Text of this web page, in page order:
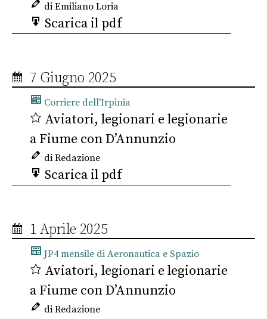
di Emiliano Loria
Scarica il pdf
7 Giugno 2025
Corriere dell'Irpinia
Aviatori, legionari e legionarie
a Fiume con D’Annunzio
di Redazione
Scarica il pdf
1 Aprile 2025
JP4 mensile di Aeronautica e Spazio
Aviatori, legionari e legionarie
a Fiume con D’Annunzio
di Redazione